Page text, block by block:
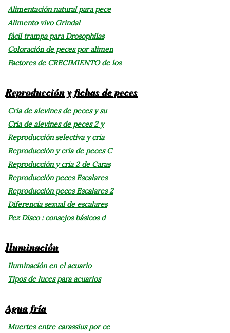
Alimentación natural para pece
Alimento vivo Grindal
fácil trampa para Drosophilas
Coloración de peces por alimen
Factores de CRECIMIENTO de los
Reproducción y fichas de peces
Cria de alevines de peces y su
Cria de alevines de peces 2 y
Reproducción selectiva y cria
Reproducción y cria de peces C
Reproducción y cria 2 de Caras
Reproducción peces Escalares
Reproducción peces Escalares 2
Diferencia sexual de escalares
Pez Disco : consejos básicos d
Iluminación
Iluminación en el acuario
Tipos de luces para acuarios
Agua fría
Muertes entre carassius por ce